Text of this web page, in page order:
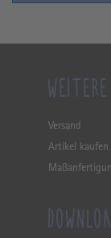
Versand
Artikel kaufen